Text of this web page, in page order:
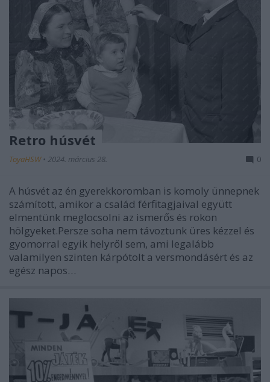
Retro húsvét
ToyaHSW • 2024. március 28. 0
A húsvét az én gyerekkoromban is komoly ünnepnek
számított, amikor a család férfitagjaival együtt
elmentünk meglocsolni az ismerős és rokon
hölgyeket.Persze soha nem távoztunk üres kézzel és
gyomorral egyik helyről sem, ami legalább
valamilyen szinten kárpótolt a versmondásért és az
egész napos…